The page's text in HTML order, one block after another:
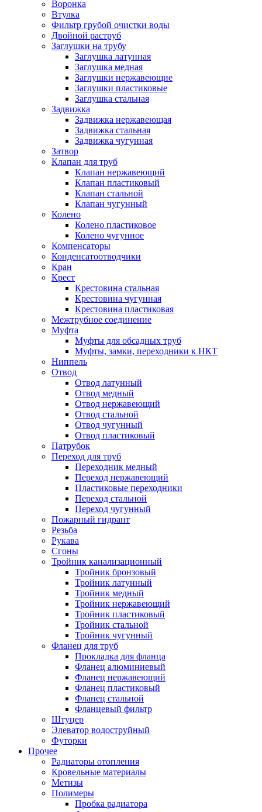
Воронка
Втулка
Фильтр грубой очистки воды
Двойной раструб
Заглушки на трубу
Заглушка латунная
Заглушка медная
Заглушки нержавеющие
Заглушки пластиковые
Заглушка стальная
Задвижка
Задвижка нержавеющая
Задвижка стальная
Задвижка чугунная
Затвор
Клапан для труб
Клапан нержавеющий
Клапан пластиковый
Клапан стальной
Клапан чугунный
Колено
Колено пластиковое
Колено чугунное
Компенсаторы
Конденсатоотводчики
Кран
Крест
Крестовина стальная
Крестовина чугунная
Крестовина пластиковая
Межтрубное соединение
Муфта
Муфты для обсадных труб
Муфты, замки, переходники к НКТ
Ниппель
Отвод
Отвод латунный
Отвод медный
Отвод нержавеющий
Отвод стальной
Отвод чугунный
Отвод пластиковый
Патрубок
Переход для труб
Переходник медный
Переход нержавеющий
Пластиковые переходники
Переход стальной
Переход чугунный
Пожарный гидрант
Резьба
Рукава
Сгоны
Тройник канализационный
Тройник бронзовый
Тройник латунный
Тройник медный
Тройник нержавеющий
Тройник пластиковый
Тройник стальной
Тройник чугунный
Фланец для труб
Прокладка для фланца
Фланец алюминиевый
Фланец нержавеющий
Фланец пластиковый
Фланец стальной
Фланцевый фильтр
Штуцер
Элеватор водоструйный
Футорки
Прочее
Радиаторы отопления
Кровельные материалы
Метизы
Полимеры
Пробка радиатора